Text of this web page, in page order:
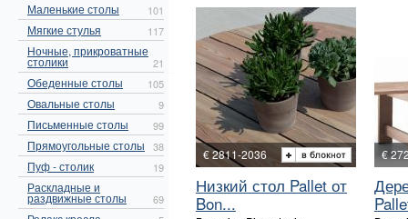
Маленькие столы 101
Мягкие стулья 117
Ночные, прикроватные
столики 21
Обеденные столы 105
Овальные столы 9
Письменные столы 99
Прямоугольные столы 38
Пуф - столик 19
Раскладные и
раздвижные столы 69
€ 2811-2036
Низкий стол Pallet от
Bon...
€